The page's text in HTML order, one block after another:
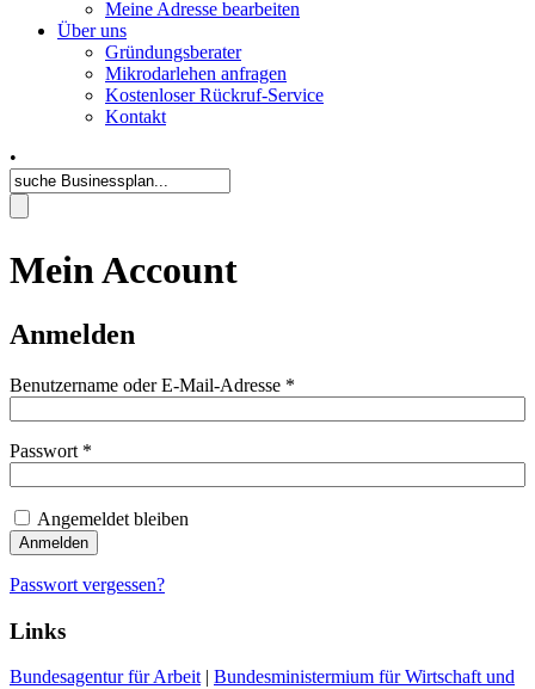
Meine Adresse bearbeiten
Über uns
Gründungsberater
Mikrodarlehen anfragen
Kostenloser Rückruf-Service
Kontakt
•
Mein Account
Anmelden
Benutzername oder E-Mail-Adresse *
Passwort *
Angemeldet bleiben
Anmelden
Passwort vergessen?
Links
Bundesagentur für Arbeit | Bundesministermium für Wirtschaft und